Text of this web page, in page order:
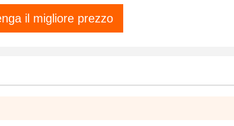
il migliore prezzo